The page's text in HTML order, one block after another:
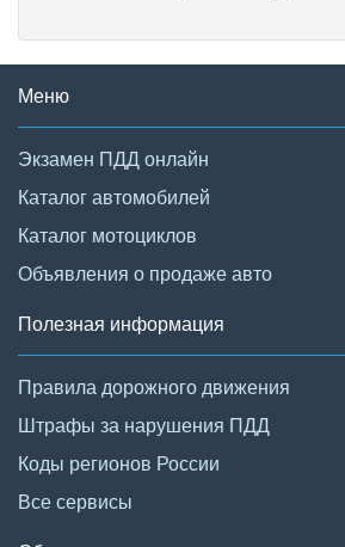
Меню
Экзамен ПДД онлайн
Каталог автомобилей
Каталог мотоциклов
Объявления о продаже авто
Полезная информация
Правила дорожного движения
Штрафы за нарушения ПДД
Коды регионов России
Все сервисы